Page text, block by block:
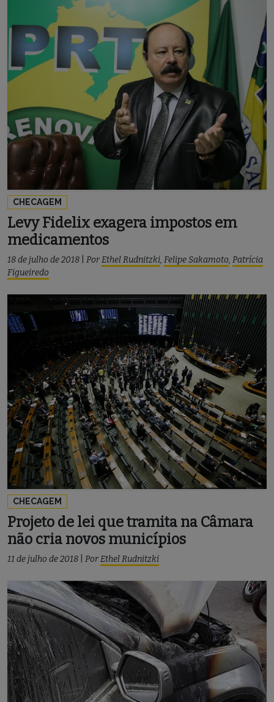
CHECAGEM
Levy Fidelix exagera impostos em
medicamentos
18 de julho de 2018 PorEthel Rudnitzki, Felipe Sakamoto, Patrícia
Figueiredo
CHECAGEM
Projeto de lei que tramita na Câmara
não cria novos municípios
11 de julho de 2018 PorEthel Rudnitzki